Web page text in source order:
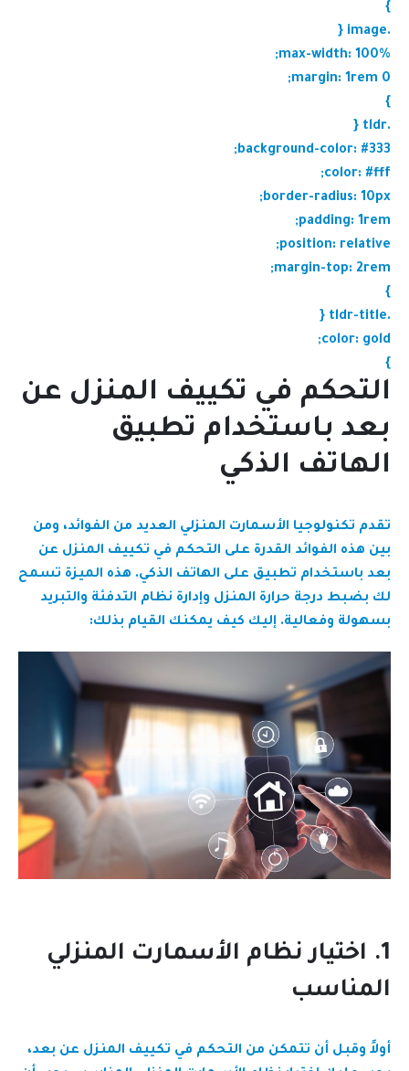
}
.image {
max-width: 100%;
margin: 1rem 0;
}
.tldr {
background-color: #333;
color: #fff;
border-radius: 10px;
padding: 1rem;
position: relative;
margin-top: 2rem;
}
.tldr-title {
color: gold;
}
التحكم في تكييف المنزل عن
بعد باستخدام تطبيق
الهاتف الذكي
تقدم تكنولوجيا الأسمارت المنزلي العديد من الفوائد، ومن
بين هذه الفوائد القدرة على التحكم في تكييف المنزل عن
بعد باستخدام تطبيق على الهاتف الذكي. هذه الميزة تسمح
لك بضبط درجة حرارة المنزل وإدارة نظام التدفئة والتبريد
بسهولة وفعالية. إليك كيف يمكنك القيام بذلك:
1. اختيار نظام الأسمارت المنزلي
المناسب
أولاً وقبل أن تتمكن من التحكم في تكييف المنزل عن بعد،